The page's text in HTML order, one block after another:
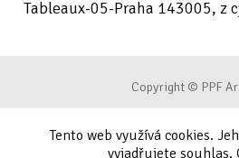
Tableaux-05-Praha 143005, z
Copyright © PPF
Podmínky
Tento web využívá cookies.
vyjadřujete souhlas.